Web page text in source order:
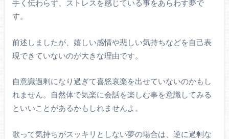
手く伝わらず、ストレスを感じている事をあらわす夢で
す。
前述しましたが、嬉しい感情や悲しい気持ちなどを自己表
現できていないのが大きな理由です。
自意識過剰になり過ぎて喜怒哀楽を出せていないのかもし
れません。自然体で気楽に会話を楽しむ事を意識してみる
といいことがあるかもしれませんよ。
歌って気持ちがスッキリとしない夢の場合は、逆に過剰な